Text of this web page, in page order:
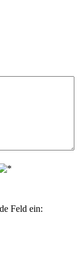
Feld ein: